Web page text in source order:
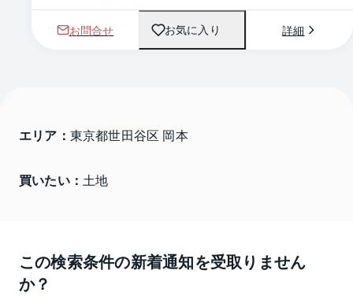
お問合せ お気に入り 詳細
エリア： 東京都世田谷区 岡本
買いたい： 土地
この検索条件の新着通知を受取りません
か？